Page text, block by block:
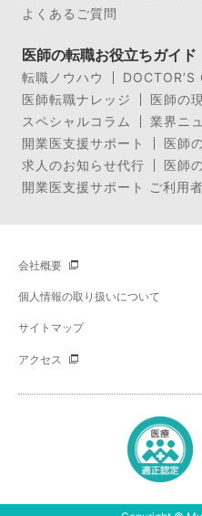
よくあるご質問
医師の転職お役立ちガイド
転職ノウハウ
医師転職ナレッジ
医師の
スペシャルコラム
業界ニ
開業医支援サポート
医師
求人のお知らせ代行
医師
開業医支援サポート ご利用
会社概要
個人情報の取り扱いについて
サイトマップ
アクセス